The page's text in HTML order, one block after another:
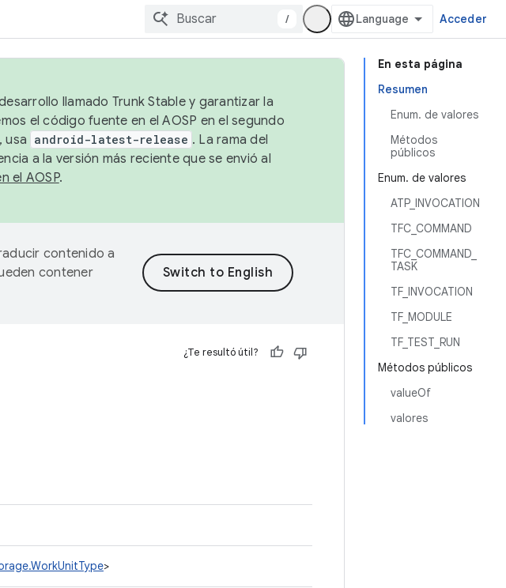
/ Acceder
En esta página
Resumen
Enum. de valores
Métodos
públicos
Enum. de valores
ATP_INVOCATION
TFC_COMMAND
TFC_COMMAND_
TASK
TF_INVOCATION
TF_MODULE
TF_TEST_RUN
Métodos públicos
valueOf
valores
llamado Trunk Stable y garantizar la
el código fuente en el AOSP en el segundo
usa android-latest-release . La rama del
a la versión más reciente que se envió al
el AOSP.
contenido a
contener
¿Te resultó útil?
>